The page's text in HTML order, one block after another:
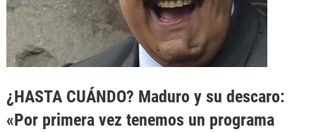
¿HASTA CUÁNDO? Maduro y su descaro:
«Por primera vez tenemos un programa